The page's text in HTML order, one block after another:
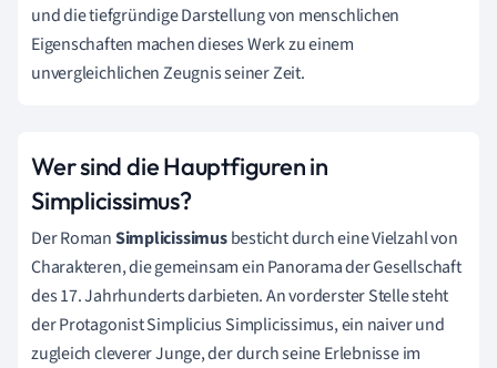
und die tiefgründige Darstellung von menschlichen
Eigenschaften machen dieses Werk zu einem
unvergleichlichen Zeugnis seiner Zeit.
Wer sind die Hauptfiguren in
Simplicissimus?
Der RomanSimplicissimusbesticht durch eine Vielzahl von
Charakteren, die gemeinsam ein Panorama der Gesellschaft
des 17. Jahrhunderts darbieten. An vorderster Stelle steht
der Protagonist Simplicius Simplicissimus, ein naiver und
zugleich cleverer Junge, der durch seine Erlebnisse im